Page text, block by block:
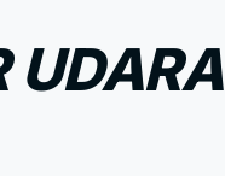
UDARA